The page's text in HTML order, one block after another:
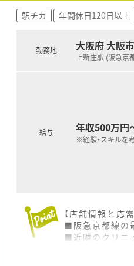
駅チカ 年間休日120日以上
勤務地 大阪府 大阪
上新庄駅 (阪急京
給与 年収500万円
※経験・スキルを
【店舗情報と応
■阪急京都線の
■近隣のクリニ